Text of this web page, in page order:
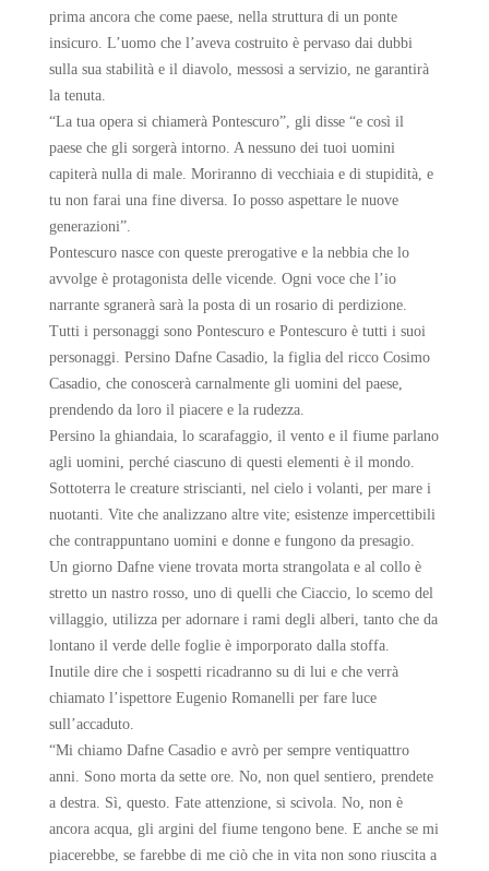
prima ancora che come paese, nella struttura di un ponte
insicuro. L’uomo che l’aveva costruito è pervaso dai dubbi
sulla sua stabilità e il diavolo, messosi a servizio, ne garantirà
la tenuta.
“La tua opera si chiamerà Pontescuro”, gli disse “e così il
paese che gli sorgerà intorno. A nessuno dei tuoi uomini
capiterà nulla di male. Moriranno di vecchiaia e di stupidità, e
tu non farai una fine diversa. Io posso aspettare le nuove
generazioni”.
Pontescuro nasce con queste prerogative e la nebbia che lo
avvolge è protagonista delle vicende. Ogni voce che l’io
narrante sgranerà sarà la posta di un rosario di perdizione.
Tutti i personaggi sono Pontescuro e Pontescuro è tutti i suoi
personaggi. Persino Dafne Casadio, la figlia del ricco Cosimo
Casadio, che conoscerà carnalmente gli uomini del paese,
prendendo da loro il piacere e la rudezza.
Persino la ghiandaia, lo scarafaggio, il vento e il fiume parlano
agli uomini, perché ciascuno di questi elementi è il mondo.
Sottoterra le creature striscianti, nel cielo i volanti, per mare i
nuotanti. Vite che analizzano altre vite; esistenze impercettibili
che contrappuntano uomini e donne e fungono da presagio.
Un giorno Dafne viene trovata morta strangolata e al collo è
stretto un nastro rosso, uno di quelli che Ciaccio, lo scemo del
villaggio, utilizza per adornare i rami degli alberi, tanto che da
lontano il verde delle foglie è imporporato dalla stoffa.
Inutile dire che i sospetti ricadranno su di lui e che verrà
chiamato l’ispettore Eugenio Romanelli per fare luce
sull’accaduto.
“Mi chiamo Dafne Casadio e avrò per sempre ventiquattro
anni. Sono morta da sette ore. No, non quel sentiero, prendete
a destra. Sì, questo. Fate attenzione, si scivola. No, non è
ancora acqua, gli argini del fiume tengono bene. E anche se mi
piacerebbe, se farebbe di me ciò che in vita non sono riuscita a